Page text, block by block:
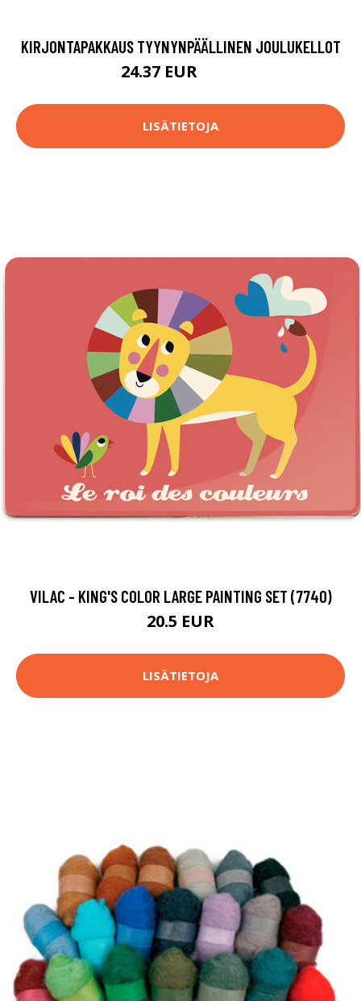
KIRJONTAPAKKAUS TYYNYNPÄÄLLINEN JOULUKELLOT
24.37 EUR
LISÄTIETOJA
VILAC - KING'S COLOR LARGE PAINTING SET (7740)
20.5 EUR
LISÄTIETOJA